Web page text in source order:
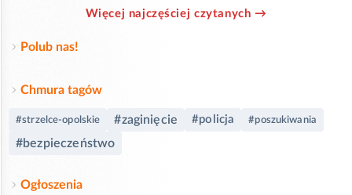
Więcej najczęściej czytanych →
Polub nas!
Chmura tagów
#strzelce-opolskie #zaginięcie #policja #poszukiwania
#bezpieczeństwo
Ogłoszenia